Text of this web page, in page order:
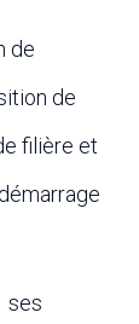
de
de
filière et
ses